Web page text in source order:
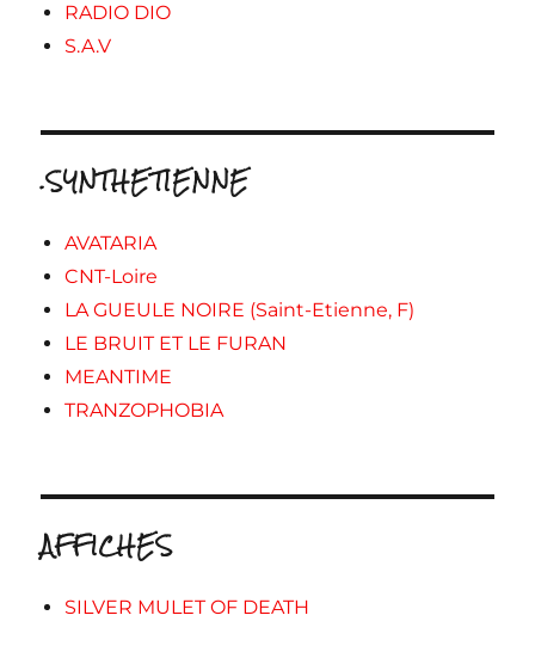
RADIO DIO
S.A.V
.SYNTHETIENNE
AVATARIA
CNT-Loire
LA GUEULE NOIRE (Saint-Etienne, F)
LE BRUIT ET LE FURAN
MEANTIME
TRANZOPHOBIA
AFFICHES
SILVER MULET OF DEATH